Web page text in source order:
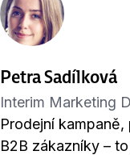
Petra Sadílková
Interim Marketing
Prodejní
B2B zákazníky –